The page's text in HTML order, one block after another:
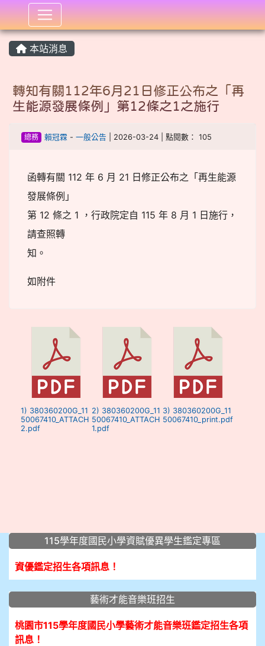
:::
本站消息
轉知有關112年6月21日修正公布之「再
生能源發展條例」第12條之1之施行
總務 賴冠霖 - 一般公告 | 2026-03-24 | 點閱數： 105
函轉有關 112 年 6 月 21 日修正公布之「再生能源
發展條例」
第 12 條之 1 ，行政院定自 115 年 8 月 1 日施行，
請查照轉
知。
如附件
1) 380360200G_11
50067410_ATTACH
2.pdf
2) 380360200G_11
50067410_ATTACH
1.pdf
3) 380360200G_11
50067410_print.pdf
::: 115學年度國民小學資賦優異學生鑑定專區
資優鑑定招生各項訊息！
藝術才能音樂班招生
桃園市115學年度國民小學藝術才能音樂班鑑定招生各項
訊息！